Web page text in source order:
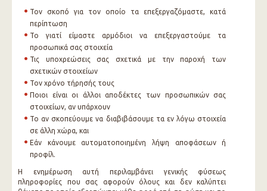
Τον σκοπό για τον οποίο τα επεξεργαζόμαστε, κατά
περίπτωση
Το γιατί είμαστε αρμόδιοι να επεξεργαστούμε τα
προσωπικά σας στοιχεία
Τις υποχρεώσεις σας σχετικά με την παροχή των
σχετικών στοιχείων
Τον χρόνο τήρησής τους
Ποιοι είναι οι άλλοι αποδέκτες των προσωπικών σας
στοιχείων, αν υπάρχουν
Το αν σκοπεύουμε να διαβιβάσουμε τα εν λόγω στοιχεία
σε άλλη χώρα, και
Εάν κάνουμε αυτοματοποιημένη λήψη αποφάσεων ή
προφίλ.
Η ενημέρωση αυτή περιλαμβάνει γενικής φύσεως
πληροφορίες που σας αφορούν όλους και δεν καλύπτει